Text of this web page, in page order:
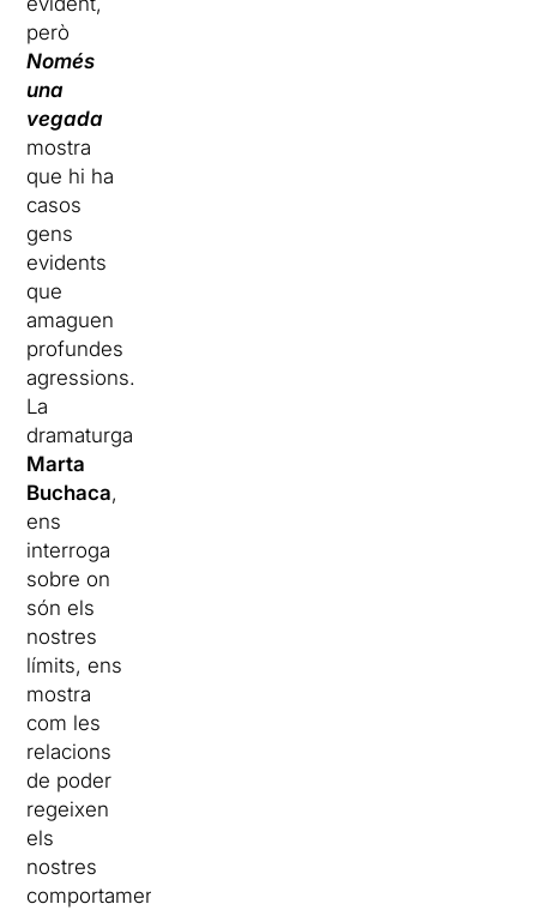
però
Només
una
vegada
mostra
que hi ha
casos
gens
evidents
que
amaguen
profundes
agressions.
La
dramaturga
Marta
Buchaca,
ens
interroga
sobre on
són els
nostres
límits, ens
mostra
com les
relacions
de poder
regeixen
els
nostres
comportaments